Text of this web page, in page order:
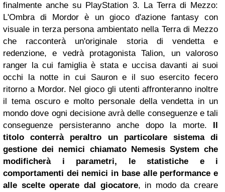
finalmente anche su PlayStation 3. La Terra di Mezzo:
L'Ombra di Mordor è un gioco d'azione fantasy con
visuale in terza persona ambientato nella Terra di Mezzo
che racconterà un'originale storia di vendetta e
redenzione, e vedrà protagonista Talion, un valoroso
ranger la cui famiglia è stata e uccisa davanti ai suoi
occhi la notte in cui Sauron e il suo esercito fecero
ritorno a Mordor. Nel gioco gli utenti affronteranno inoltre
il tema oscuro e molto personale della vendetta in un
mondo dove ogni decisione avrà delle conseguenze e tali
conseguenze persisteranno anche dopo la morte.
titolo conterrà peraltro un particolare sistema di
gestione dei nemici chiamato Nemesis System che
modificherà i parametri, le statistiche e i
comportamenti dei nemici in base alle performance e
alle scelte operate dal giocatore, in modo da creare